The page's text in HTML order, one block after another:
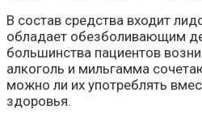
В состав средства входит
обладает обезболивающим
большинства пациентов
алкоголь и мильгамма
можно ли их употреблять
здоровья.